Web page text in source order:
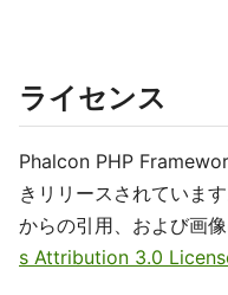
ライセンス
Phalcon PHP
きリリースされていま
からの引用、および画像
s Attribution 3.0